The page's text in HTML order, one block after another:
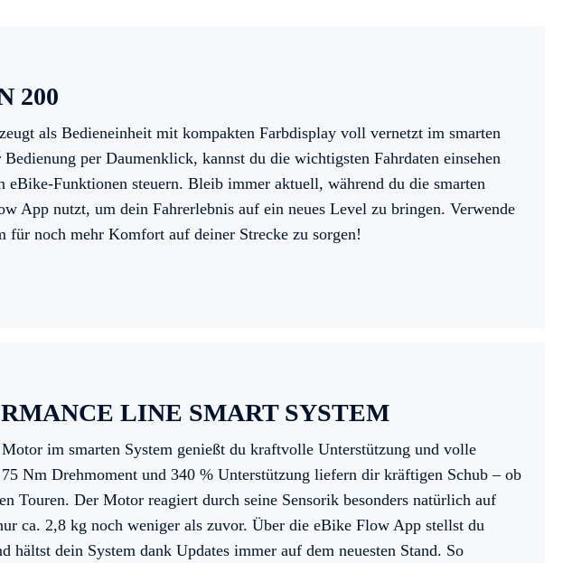
200
als Bedieneinheit mit kompakten Farbdisplay voll vernetzt im smarten
per Daumenklick, kannst du die wichtigsten Fahrdaten einsehen
eBike-Funktionen steuern. Bleib immer aktuell, während du die smarten
App nutzt, um dein Fahrerlebnis auf ein neues Level zu bringen. Verwende
für noch mehr Komfort auf deiner Strecke zu sorgen!
LINE SMART SYSTEM
im smarten System genießt du kraftvolle Unterstützung und volle
Nm Drehmoment und 340 % Unterstützung liefern dir kräftigen Schub – ob
Touren. Der Motor reagiert durch seine Sensorik besonders natürlich auf
ca. 2,8 kg noch weniger als zuvor. Über die eBike Flow App stellst du
hältst dein System dank Updates immer auf dem neuesten Stand. So